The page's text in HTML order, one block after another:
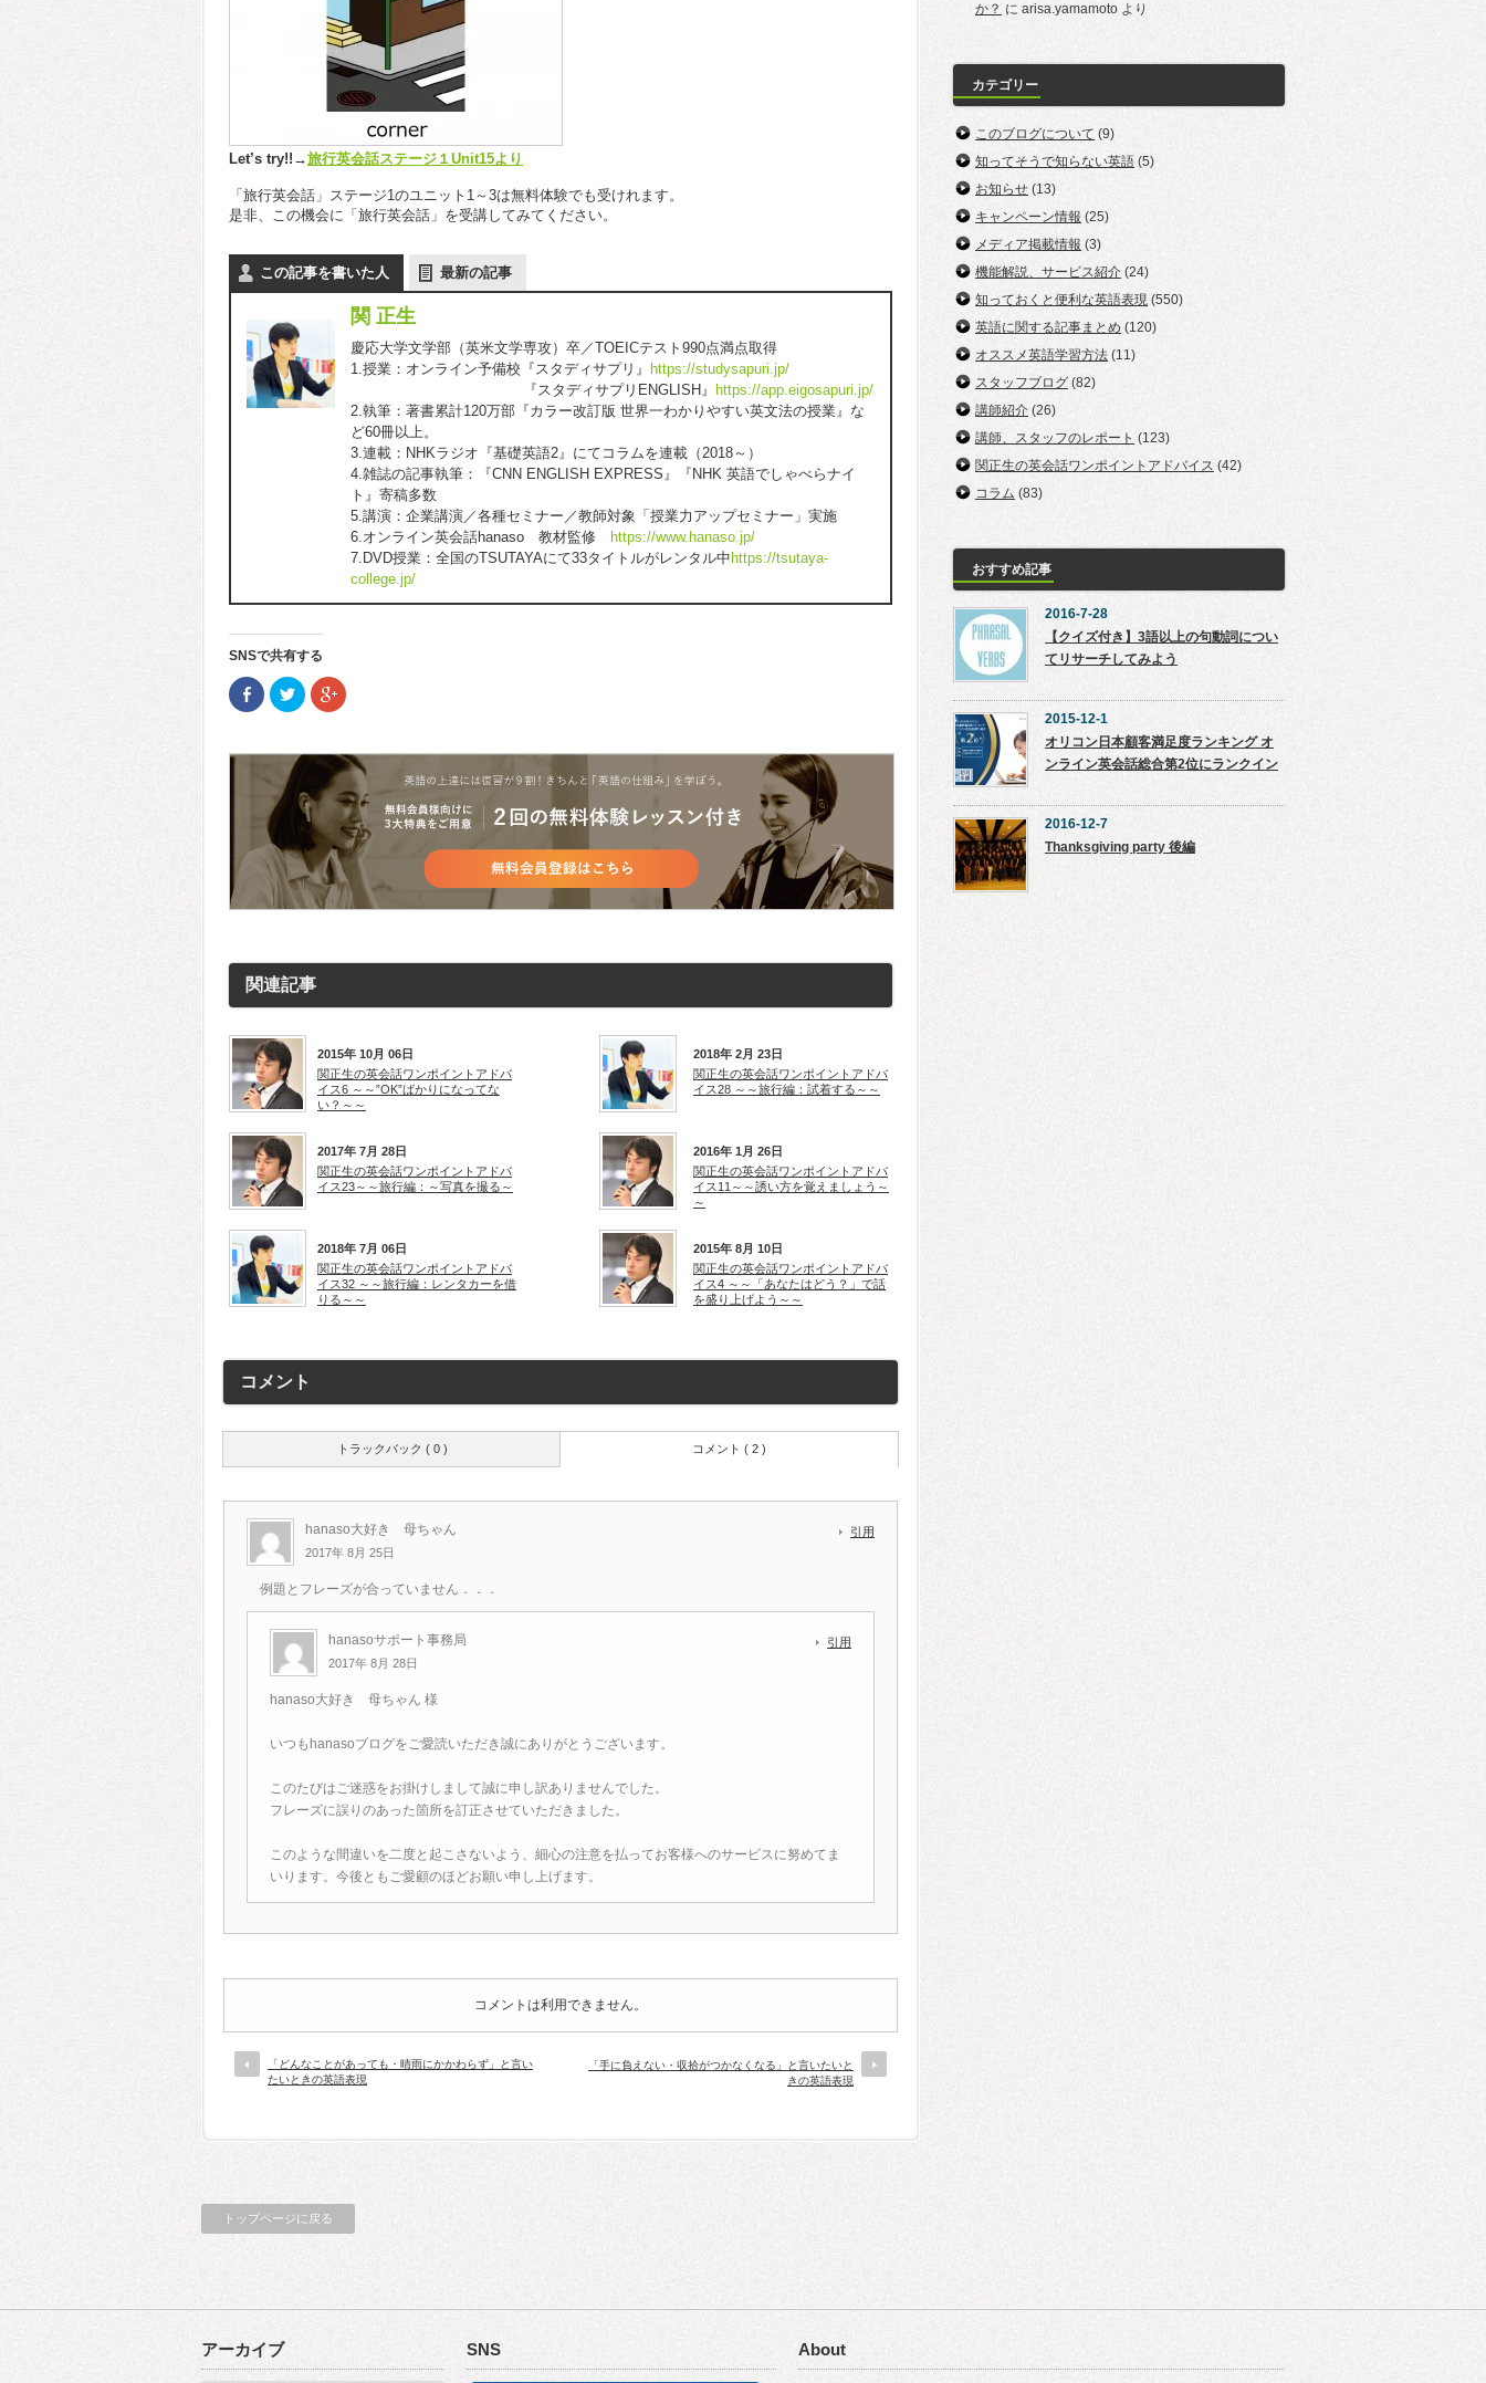
Let’s try!!→旅行英会話ステージ１Unit15より
「旅行英会話」ステージ1のユニット1～3は無料体験でも受けれます。
是非、この機会に「旅行英会話」を受講してみてください。
この記事を書いた人 最新の記事
関 正生
慶応大学文学部（英米文学専攻）卒／TOEICテスト990点満点取得
1.授業：オンライン予備校『スタディサプリ』
https://studysapuri.jp/
『スタディサプリENGLISH』
https://app.eigosapuri.jp/
2.執筆：著書累計120万部『カラー改訂版 世界一わかりやすい英文法の授業』な
ど60冊以上。
3.連載：NHKラジオ『基礎英語2』にてコラムを連載（2018～）
4.雑誌の記事執筆：『CNN ENGLISH EXPRESS』『NHK 英語でしゃべらナイ
ト』寄稿多数
5.講演：企業講演／各種セミナー／教師対象「授業力アップセミナー」実施
6.オンライン英会話hanaso 教材監修
https://www.hanaso.jp/
7.DVD授業：全国のTSUTAYAにて33タイトルがレンタル中 https://tsutaya-
college.jp/
SNSで共有する
Facebook
で
し
ウ
ド
ウ
で
開
す)
ク
リ
て
Twitter
共
有
(新
い
ウ
ィ
ン
ド
す)
ク
リ
て
Google+
共
有
(新
し
い
ウ
ィ
ン
ド
関連記事
2015年 10月 06日
関正生の英会話ワンポイントアドバ
イス6 ～～”OK”ばかりになってな
い？～～
2018年 2月 23日
関正生の英会話ワンポイントアドバ
イス28 ～～旅行編：試着する～～
2017年 7月 28日
関正生の英会話ワンポイントアドバ
イス23～～旅行編：～写真を撮る～
2016年 1月 26日
関正生の英会話ワンポイントアドバ
イス11～～誘い方を覚えましょう～
～
2018年 7月 06日
関正生の英会話ワンポイントアドバ
イス32 ～～旅行編：レンタカーを借
りる～～
2015年 8月 10日
関正生の英会話ワンポイントアドバ
イス4 ～～「あなたはどう？」で話
を盛り上げよう～～
コメント
トラックバック ( 0 ) コメント ( 2 )
hanaso大好き 母ちゃん
2017年 8月 25日
引用
例題とフレーズが合っていません．．．
hanasoサポート事務局
2017年 8月 28日
引用
hanaso大好き 母ちゃん 様
いつもhanasoブログをご愛読いただき誠にありがとうございます。
このたびはご迷惑をお掛けしまして誠に申し訳ありませんでした。
フレーズに誤りのあった箇所を訂正させていただきました。
このような間違いを二度と起こさないよう、細心の注意を払ってお客様へのサービスに努めてま
いります。今後ともご愛顧のほどお願い申し上げます。
コメントは利用できません。
「どんなことがあっても・晴雨にかかわらず」と言い
たいときの英語表現
「手に負えない・収拾がつかなくなる」と言いたいと
きの英語表現
トップページに戻る
か？ に arisa.yamamoto より
カテゴリー
このブログについて (9)
知ってそうで知らない英語 (5)
お知らせ (13)
キャンペーン情報 (25)
メディア掲載情報 (3)
機能解説、サービス紹介 (24)
知っておくと便利な英語表現 (550)
英語に関する記事まとめ (120)
オススメ英語学習方法 (11)
スタッフブログ (82)
講師紹介 (26)
講師、スタッフのレポート (123)
関正生の英会話ワンポイントアドバイス (42)
コラム (83)
おすすめ記事
2016-7-28
【クイズ付き】3語以上の句動詞につい
てリサーチしてみよう
2015-12-1
オリコン日本顧客満足度ランキング オ
ンライン英会話総合第2位にランクイン
2016-12-7
Thanksgiving party 後編
アーカイブ SNS About